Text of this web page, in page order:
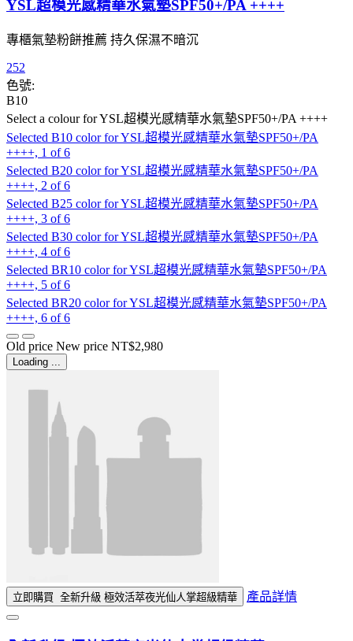
YSL超模光感精華水氣墊SPF50+/PA ++++
專櫃氣墊粉餅推薦 持久保濕不暗沉
252
色號:
B10
Select a colourfor YSL超模光感精華水氣墊SPF50+/PA ++++
Selected B10 color for YSL超模光感精華水氣墊SPF50+/PA
++++, 1 of 6
Selected B20 color for YSL超模光感精華水氣墊SPF50+/PA
++++, 2 of 6
Selected B25 color for YSL超模光感精華水氣墊SPF50+/PA
++++, 3 of 6
Selected B30 color for YSL超模光感精華水氣墊SPF50+/PA
++++, 4 of 6
Selected BR10 color for YSL超模光感精華水氣墊SPF50+/PA
++++, 5 of 6
Selected BR20 color for YSL超模光感精華水氣墊SPF50+/PA
++++, 6 of 6
Old price New price NT$2,980
Loading ...
立即購買 全新升級 極效活萃夜光仙人掌超級精華 產品詳情